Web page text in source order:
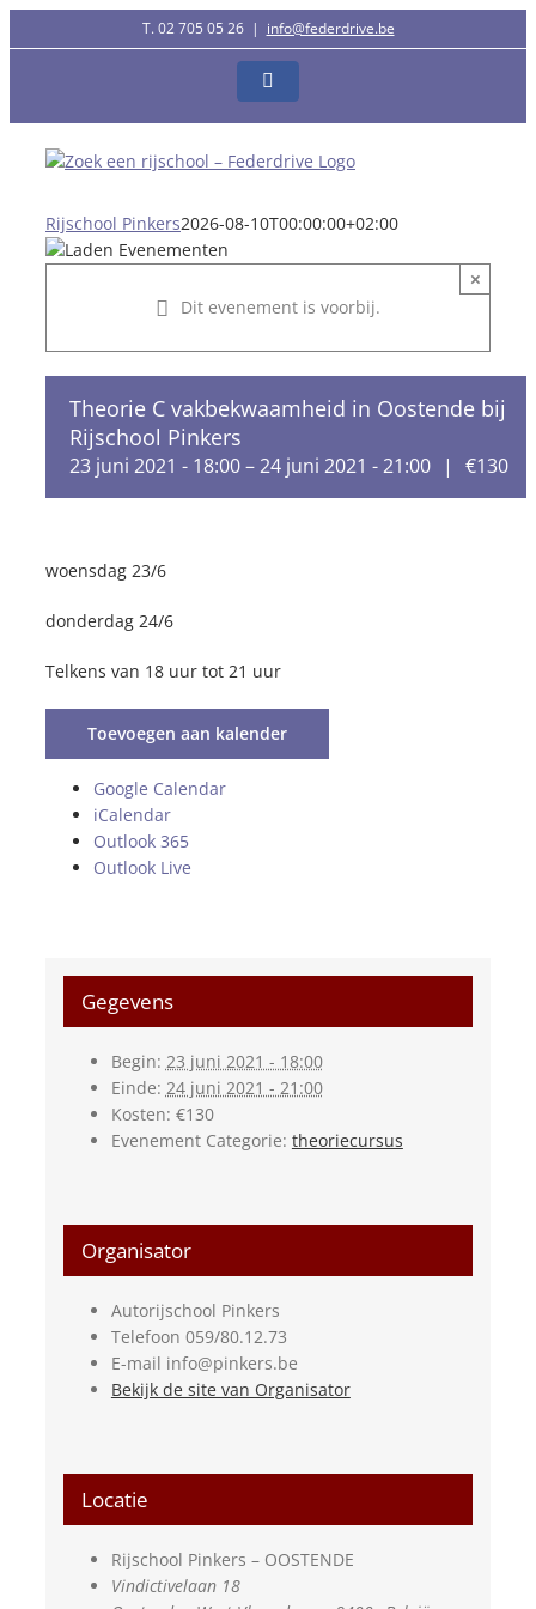
naar
T. 02 705 05 26 | info@federdrive.be
Facebook
Rijschool Pinkers2026-08-10T00:00:00+02:00
Dit evenement is voorbij.
×
Theorie C vakbekwaamheid in Oostende bij
Rijschool Pinkers
23 juni 2021 - 18:00–24 juni 2021 - 21:00 | €130
woensdag 23/6
donderdag 24/6
Telkens van 18 uur tot 21 uur
Toevoegen aan kalender
Google Calendar
iCalendar
Outlook 365
Outlook Live
Gegevens
Begin: 23 juni 2021 - 18:00
Einde: 24 juni 2021 - 21:00
Kosten: €130
Evenement Categorie: theoriecursus
Organisator
Autorijschool Pinkers
Telefoon 059/80.12.73
E-mail info@pinkers.be
Bekijk de site van Organisator
Locatie
Rijschool Pinkers – OOSTENDE
Vindictivelaan 18